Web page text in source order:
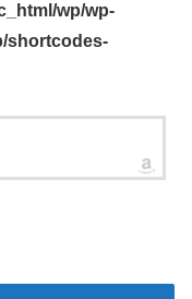
wp/wp-
shortcodes-